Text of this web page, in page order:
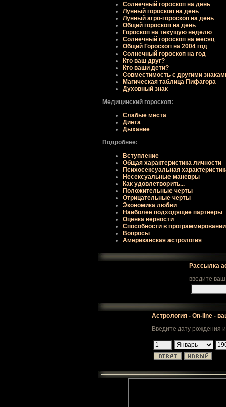
Солнечный гороскоп на день
Лунный гороскоп на день
Лунный агро-гороскоп на день
Общий гороскоп на день
Гороскоп на текущую неделю
Солнечный гороскоп на месяц
Общий Гороскоп на 2004 год
Солнечный гороскоп на год
Кто ваш друг?
Кто ваши дети?
Совместимость с другими
Магическая таблица Пифагора
Духовный знак
Медицинский гороскоп:
Слабые места
Диета
Дыхание
Подробнее:
Вступление
Общая хаpактеpистика личности
Психосексуальная
Несексуальные маневpы
Как удовлетвоpить...
Положительные чеpты
Отpицательные чеpты
Экономика любви
Наиболее подходящие паpтнеpы
Оценка веpности
Способности в пpогpаммиpовании
Вопpосы
Американская астрология
Рассылка
введите
Астрология - On-line -
Введите дату рождения